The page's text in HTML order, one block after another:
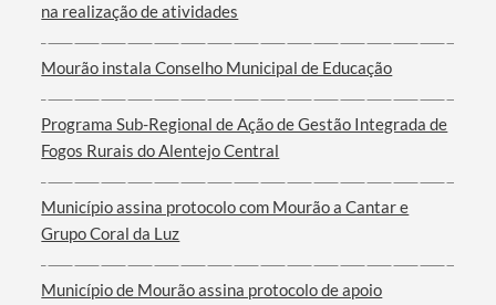
na realização de atividades
Mourão instala Conselho Municipal de Educação
Programa Sub-Regional de Ação de Gestão Integrada de
Fogos Rurais do Alentejo Central
Município assina protocolo com Mourão a Cantar e
Grupo Coral da Luz
Município de Mourão assina protocolo de apoio